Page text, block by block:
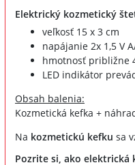
Elektrický kozmetický
veľkosť 15 x 3 cm
napájanie 2x 1,5 V
hmotnosť približne
LED indikátor
Obsah balenia:
Kozmetická kefka +
Na kozmetickú kefku sa
Pozrite si, ako elektrická